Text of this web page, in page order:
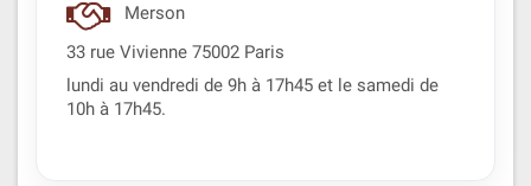
Merson
33 rue Vivienne 75002 Paris
lundi au vendredi de 9h à 17h45 et le samedi de
10h à 17h45.